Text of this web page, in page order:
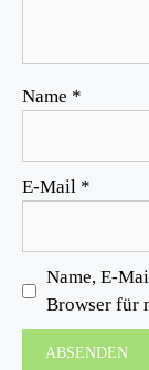
Name *
E-Mail *
Name, E-
Browser für